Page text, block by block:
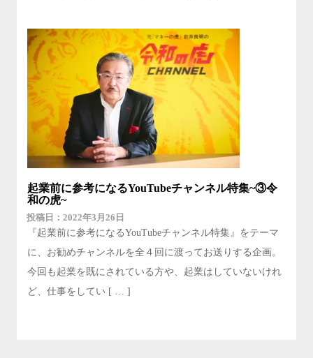
起業前に参考になるYouTubeチャンネル特集~③令
和の虎~
2022年3月26日
『起業前に参考になるYouTubeチャンネル特集』をテーマ
に、お勧めチャンネルを全４回に渡ってお送りする企画。
今回も起業を既にされている方や、起業はしていないけれ
ど、仕事をしてい [ … ]